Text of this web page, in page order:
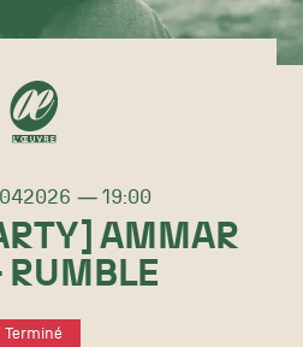
042026 19:00
AMMAR
RUMBLE
Terminé